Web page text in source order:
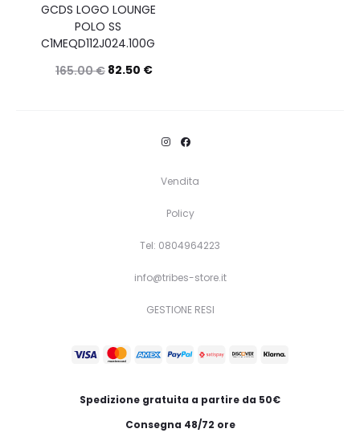
GCDS LOGO LOUNGE
POLO SS
C1MEQD112J024.100G
165.00€ 82.50 €
opzioni
essere
scelte
pagina
prodotto
Vendita
Policy
Tel: 0804964223
info@tribes-store.it
GESTIONE RESI
Spedizione gratuita a partire da 50€
Consegna 48/72 ore